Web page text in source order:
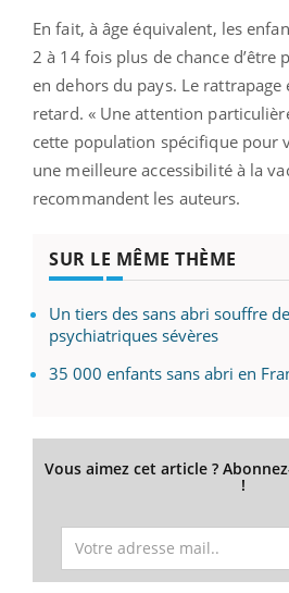
En fait, à âge équivalent, les
2 à 14 fois plus de chance d’être
en dehors du pays. Le
retard. « Une attention
cette population spécifique pour
une meilleure accessibilité à la
recommandent les auteurs.
SUR LE MÊME THÈME
Un tiers des sans abri souffre
psychiatriques sévères
35 000 enfants sans abri en
Vous aimez cet article ?
!